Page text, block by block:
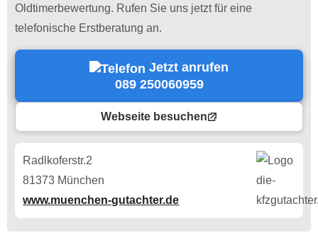
Oldtimerbewertung. Rufen Sie uns jetzt für eine
telefonische Erstberatung an.
Jetzt anrufen
089 250060959
Webseite besuchen
Radlkoferstr.2
81373 München
www.muenchen-gutachter.de